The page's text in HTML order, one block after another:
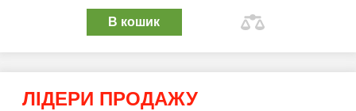
В кошик
ЛІДЕРИ ПРОДАЖУ